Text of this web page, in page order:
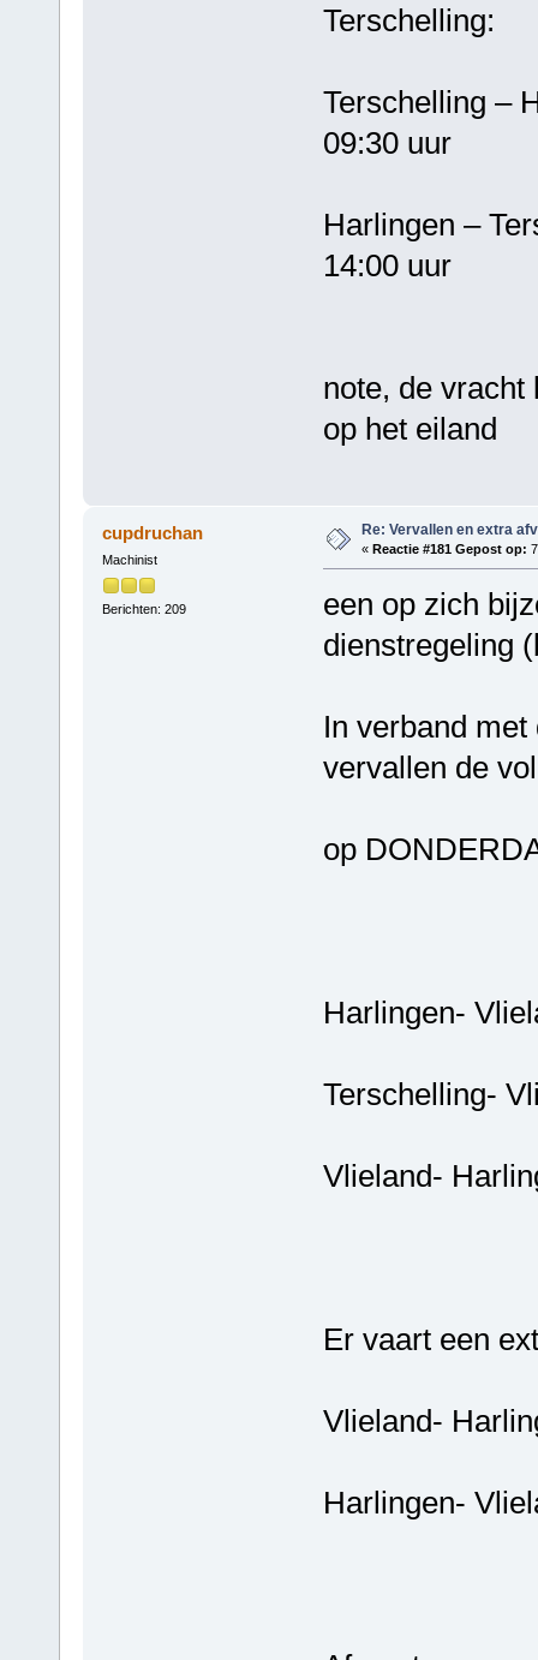
Terschelling:
Terschelling
09:30 uur
Harlingen –
14:00 uur
note, de vracht
op het eiland
cupdruchan
Machinist
Berichten: 209
Re: Vervallen en extra
« Reactie #181 Gepost op:
een op zich
dienstregeling
In verband
vervallen de
op
Vlieland-
Er vaart een
Vlieland-